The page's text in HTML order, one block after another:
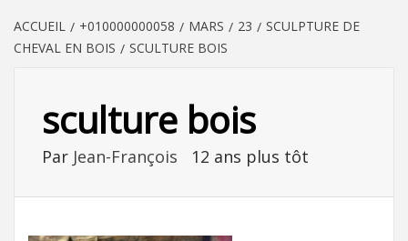
ACCUEIL +010000000058 MARS 23
SCULPTURE DE
CHEVAL EN BOIS
SCULTURE BOIS
sculture bois
Par Jean-François 12 ans plus tôt